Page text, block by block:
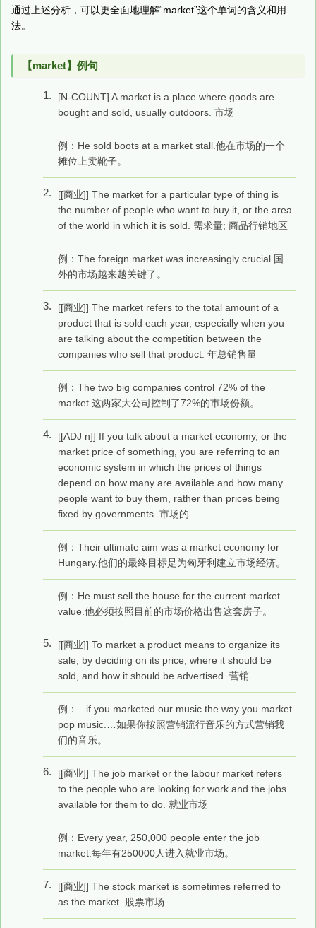
通过上述分析，可以更全面地理解“market”这个单词的含义和用
法。
【market】例句
1.
[N-COUNT] A market is a place where goods are
bought and sold, usually outdoors. 市场
例：He sold boots at a market stall.他在市场的一个
摊位上卖靴子。
2.
[[商业]] The market for a particular type of thing is
the number of people who want to buy it, or the area
of the world in which it is sold. 需求量; 商品行销地区
例：The foreign market was increasingly crucial.国
外的市场越来越关键了。
3.
[[商业]] The market refers to the total amount of a
product that is sold each year, especially when you
are talking about the competition between the
companies who sell that product. 年总销售量
例：The two big companies control 72% of the
market.这两家大公司控制了72%的市场份额。
4.
[[ADJ n]] If you talk about a market economy, or the
market price of something, you are referring to an
economic system in which the prices of things
depend on how many are available and how many
people want to buy them, rather than prices being
fixed by governments. 市场的
例：Their ultimate aim was a market economy for
Hungary.他们的最终目标是为匈牙利建立市场经济。
例：He must sell the house for the current market
value.他必须按照目前的市场价格出售这套房子。
5.
[[商业]] To market a product means to organize its
sale, by deciding on its price, where it should be
sold, and how it should be advertised. 营销
例：...if you marketed our music the way you market
pop music.…如果你按照营销流行音乐的方式营销我
们的音乐。
6.
[[商业]] The job market or the labour market refers
to the people who are looking for work and the jobs
available for them to do. 就业市场
例：Every year, 250,000 people enter the job
market.每年有250000人进入就业市场。
7.
[[商业]] The stock market is sometimes referred to
as the market. 股票市场